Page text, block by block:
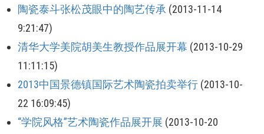
陶瓷泰斗张松茂眼中的陶艺传承 (2013-11-14
9:21:47)
清华大学美院胡美生教授作品展开幕 (2013-10-29
11:11:15)
2013中国景德镇国际艺术陶瓷拍卖举行 (2013-10-
22 16:09:45)
“学院风格”艺术陶瓷作品展开展 (2013-10-20